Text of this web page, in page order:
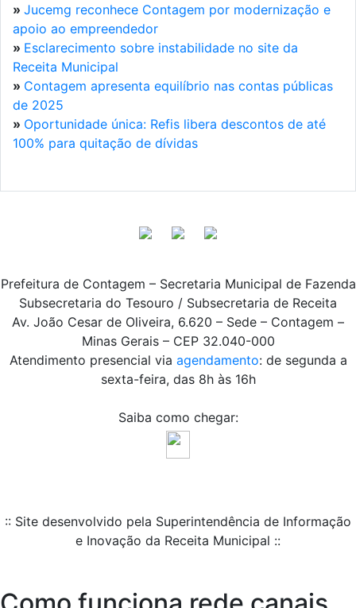
» Jucemg reconhece Contagem por modernização e
apoio ao empreendedor
» Esclarecimento sobre instabilidade no site da
Receita Municipal
» Contagem apresenta equilíbrio nas contas públicas
de 2025
» Oportunidade única: Refis libera descontos de até
100% para quitação de dívidas
Prefeitura de Contagem – Secretaria Municipal de Fazenda
Subsecretaria do Tesouro / Subsecretaria de Receita
Av. João Cesar de Oliveira, 6.620 – Sede – Contagem –
Minas Gerais – CEP 32.040-000
Atendimento presencial via agendamento: de segunda a
sexta-feira, das 8h às 16h
Saiba como chegar:
:: Site desenvolvido pela Superintendência de Informação
e Inovação da Receita Municipal ::